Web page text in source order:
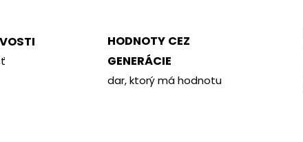
HODNOTY CEZ
GENERÁCIE
dar, ktorý má hodnotu